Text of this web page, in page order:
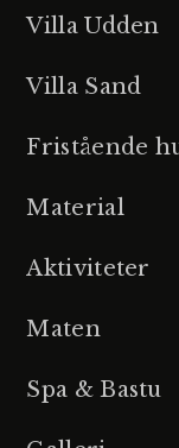
Villa Udden
Villa Sand
Fristående
Material
Aktiviteter
Maten
Spa & Bastu